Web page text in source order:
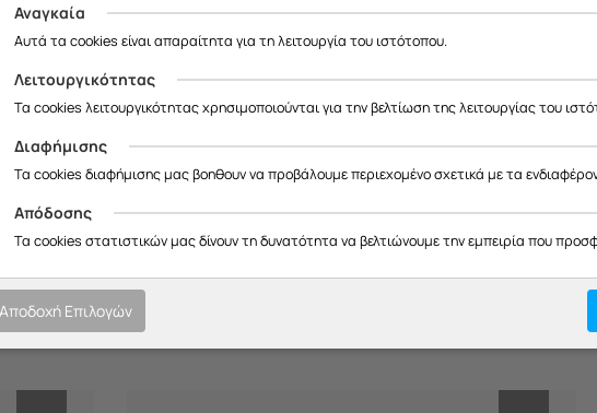
το ανταλλακτικό που θέλετε μπορείτε να
030 για να μιλήσετε με εξειδικευμένο συνεργάτη
H Διαδικασία μας
ποιοτική εξυπηρέτηση σε κάθε
Αναγκαία
Αυτά τα cookies είναι απαραίτητα για τη λειτουργία του ιστότοπου.
Λειτουργικότητας
Τα cookies λειτουργικότητας χρησιμοποιούνται για την βελτίωση της λειτουργίας του
Διαφήμισης
Τα cookies διαφήμισης μας βοηθουν να προβάλουμε περιεχομένο σχετικά με τα
Απόδοσης
Τα cookies στατιστικών μας δίνουν τη δυνατότητα να βελτιώνουμε την εμπειρία που
Αποδοχή Επιλογών
Θα θέλαμε να σας ενημερώσουμε ότι η επιχείρησή μας θα παραμείνει κλειστή
έως και 18/08, λόγω καλοκαιρινών διακοπών.
Θα είμαστε ξανά κοντά σας από19/08.
Σας ευχαριστούμε για την κατανόηση και σας ευχόμαστε καλό